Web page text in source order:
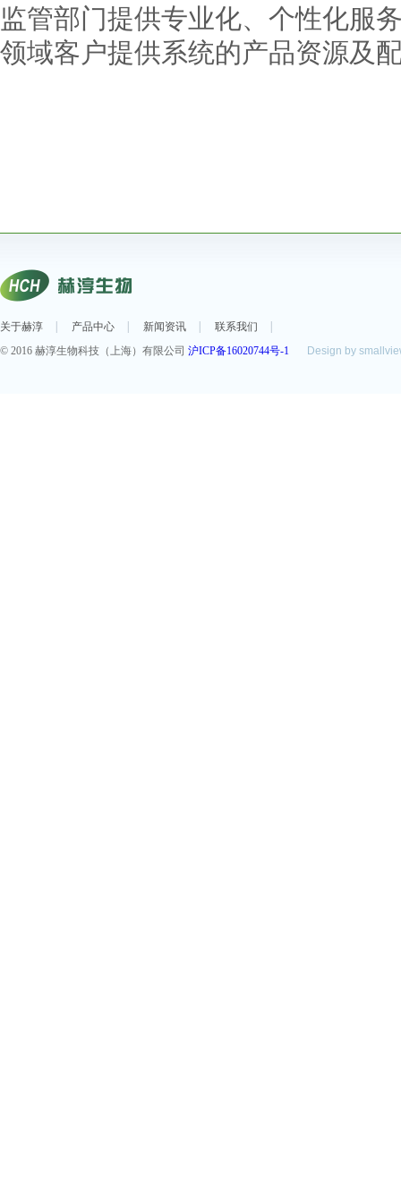
监管部门提供专业化、个性化服
领域客户提供系统的产品资源及
关于赫淳 产品中心 新闻资讯
联系我们
© 2016 赫淳生物科技（上海）有限公司 沪ICP备16020744号-1 Design by